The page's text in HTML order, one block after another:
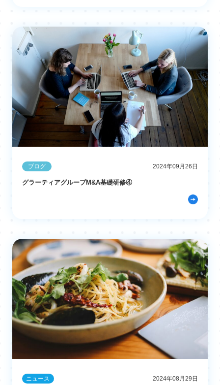
ブログ 2024年09月26日
グラーティアグループM&A基礎研修④
ニュース 2024年08月29日